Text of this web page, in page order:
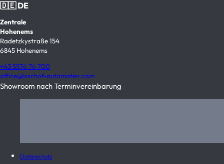
🇩🇪 DE
Zentrale
Hohenems
Radetzkystraße 154
6845 Hohenems
+43 5576 76 700
office@bischof-automaten.com
Showroom nach Terminvereinbarung
Datenschutz